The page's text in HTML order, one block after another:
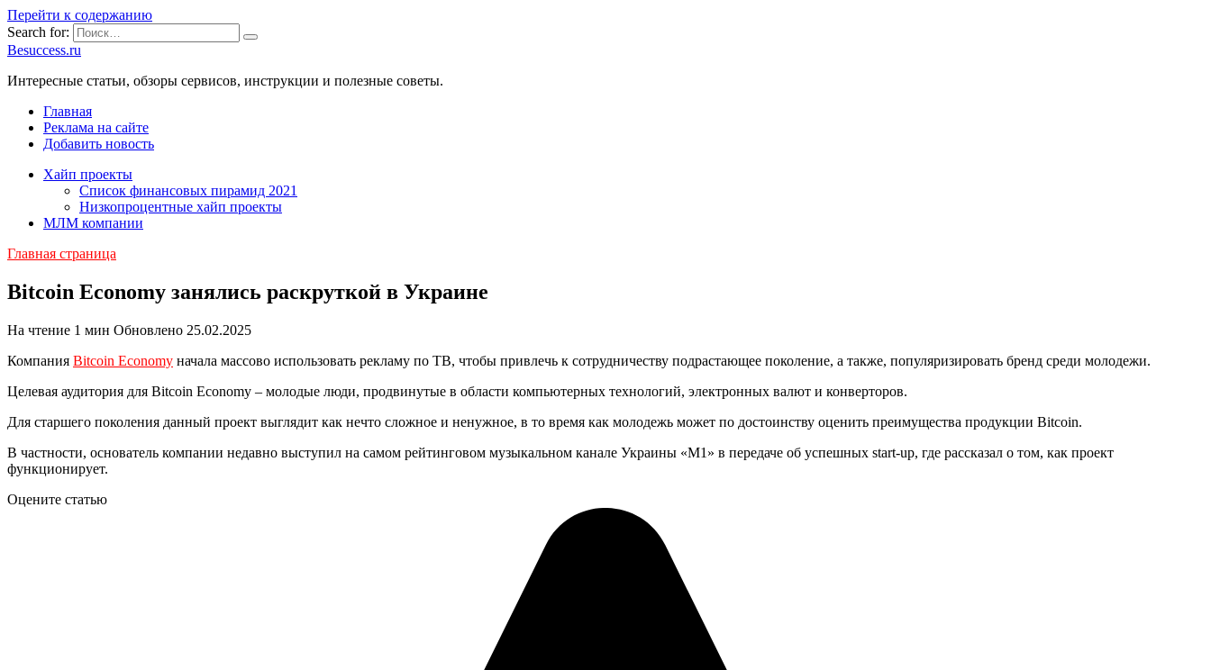
Перейти к содержанию
Search for:
Besuccess.ru
Интересные статьи, обзоры сервисов, инструкции и полезные советы.
Главная
Реклама на сайте
Добавить новость
Хайп проекты
Список финансовых пирамид 2021
Низкопроцентные хайп проекты
МЛМ компании
Главная страница
Bitcoin Economy занялись раскруткой в Украине
На чтение 1 мин Обновлено 25.02.2025
Компания Bitcoin Economy начала массово использовать рекламу по ТВ, чтобы привлечь к сотрудничеству подрастающее поколение, а также, популяризировать бренд среди молодежи.
Целевая аудитория для Bitcoin Economy – молодые люди, продвинутые в области компьютерных технологий, электронных валют и конверторов.
Для старшего поколения данный проект выглядит как нечто сложное и ненужное, в то время как молодежь может по достоинству оценить преимущества продукции Bitcoin.
В частности, основатель компании недавно выступил на самом рейтинговом музыкальном канале Украины «М1» в передаче об успешных start-up, где рассказал о том, как проект
функционирует.
Оцените статью